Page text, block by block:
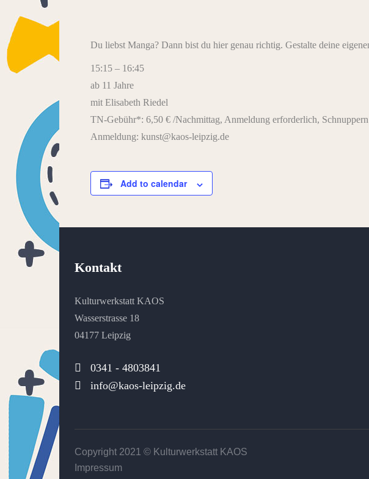
Du liebst Manga? Dann bist du hier genau richtig. Gestalte deine
15:15 – 16:45
ab 11 Jahre
mit Elisabeth Riedel
TN-Gebühr*: 6,50 € /Nachmittag, Anmeldung erforderlich,
Anmeldung: kunst@kaos-leipzig.de
Add to calendar
Kontakt
Kulturwerkstatt KAOS
Wasserstrasse 18
04177 Leipzig
0341 - 4803841
info@kaos-leipzig.de
Copyright 2021 © Kulturwerkstatt KAOS
Impressum